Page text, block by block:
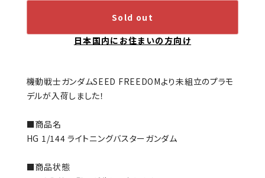
Sold out
日本国内にお住まいの方向け
機動戦士ガンダムSEED FREEDOMより未組立のプラモ
デルが入荷しました！
■商品名
HG 1/144 ライトニングバスターガンダム
■商品状態